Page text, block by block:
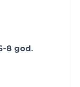
8 god.